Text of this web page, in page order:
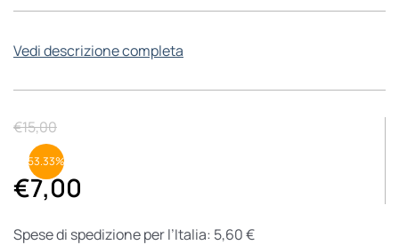
Vedi descrizione completa
€15,00
€7,00
53.33%
Spese di spedizione per l’Italia: 5,60 €